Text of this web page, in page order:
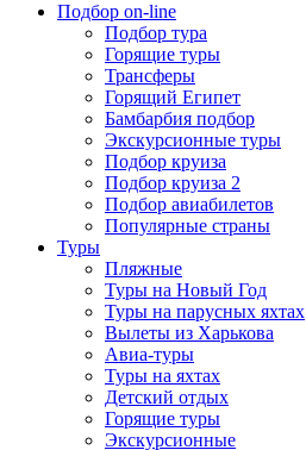
Подбор on-line
Подбор тура
Горящие туры
Трансферы
Горящий Египет
Бамбарбия подбор
Экскурсионные туры
Подбор круиза
Подбор круиза 2
Подбор авиабилетов
Популярные страны
Туры
Пляжные
Туры на Новый Год
Туры на парусных яхтах
Вылеты из Харькова
Авиа-туры
Туры на яхтах
Детский отдых
Горящие туры
Экскурсионные